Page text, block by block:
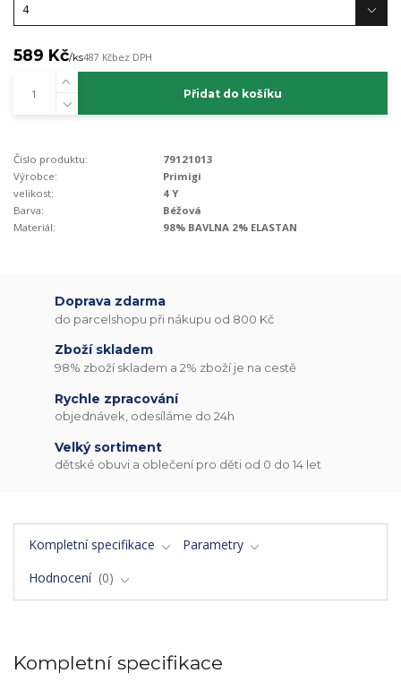
589 Kč/ks487 Kčbez DPH
Přidat do košíku
Číslo produktu:
79121013
Výrobce:
Primigi
velikost:
4 Y
Barva:
Béžová
Materiál:
98% BAVLNA 2% ELASTAN
Doprava zdarma
do parcelshopu při nákupu od 800 Kč
Zboží skladem
98% zboží skladem a 2% zboží je na cestě
Rychle zpracování
objednávek, odesíláme do 24h
Velký sortiment
dětské obuvi a oblečení pro děti od 0 do 14 let
Kompletní specifikace
Parametry
Hodnocení
0
Kompletní specifikace